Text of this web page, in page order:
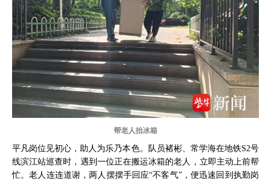
帮老人抬冰箱
平凡岗位见初心，助人为乐乃本色。队员褚彬、常学海在地铁S2号
线滨江站巡查时，遇到一位正在搬运冰箱的老人，立即主动上前帮
忙。老人连连道谢，两人摆摆手回应“不客气”，便迅速回到执勤岗